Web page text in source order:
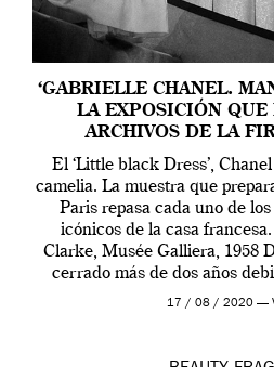
‘GABRIELLE CHANEL.
LA EXPOSICIÓN QUE
ARCHIVOS DE LA
El ‘Little black Dress’,
camelia. La muestra que
Paris repasa cada uno de
icónicos de la casa
Clarke, Musée Galliera, 1958
cerrado más de dos años
17 / 08 / 2020 —